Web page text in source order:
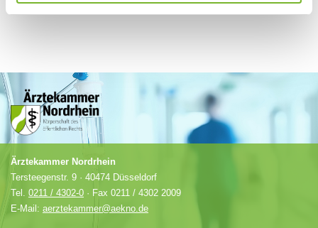
Ärztekammer Nordrhein
Tersteegenstr. 9 · 40474 Düsseldorf
Tel. 0211 / 4302-0 · Fax 0211 / 4302 2009
E-Mail: aerztekammer@aekno.de